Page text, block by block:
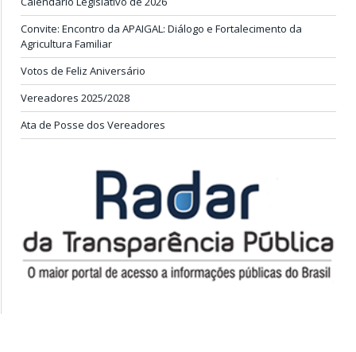
Convite: Encontro da APAIGAL: Diálogo e Fortalecimento da
Agricultura Familiar
Votos de Feliz Aniversário
Vereadores 2025/2028
Ata de Posse dos Vereadores